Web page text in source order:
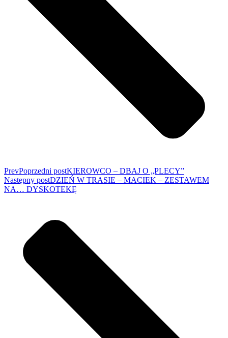
PrevPoprzedni postKIEROWCO – DBAJ O „PLECY”
Następny postDZIEŃ W TRASIE – MACIEK – ZESTAWEM
NA… DYSKOTEKĘ